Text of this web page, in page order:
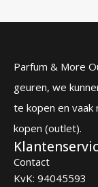
Parfum & More
geuren, we
te kopen en
kopen (outlet).
Contact
KvK: 94045593